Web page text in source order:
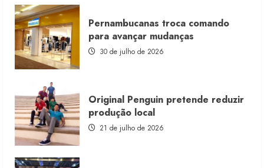
Morena
Rosa
lança
franquia
com
estoque
consignado
Pernambucanas troca comando
para avançar mudanças
30 de julho de 2026
Original Penguin pretende reduzir
produção local
21 de julho de 2026